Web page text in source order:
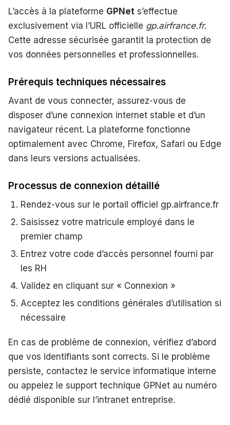
L’accès à la plateforme GPNet s’effectue
exclusivement via l’URL officielle gp.airfrance.fr.
Cette adresse sécurisée garantit la protection de
vos données personnelles et professionnelles.
Prérequis techniques nécessaires
Avant de vous connecter, assurez-vous de
disposer d’une connexion internet stable et d’un
navigateur récent. La plateforme fonctionne
optimalement avec Chrome, Firefox, Safari ou Edge
dans leurs versions actualisées.
Processus de connexion détaillé
Rendez-vous sur le portail officiel gp.airfrance.fr
Saisissez votre matricule employé dans le
premier champ
Entrez votre code d’accès personnel fourni par
les RH
Validez en cliquant sur « Connexion »
Acceptez les conditions générales d’utilisation si
nécessaire
En cas de problème de connexion, vérifiez d’abord
que vos identifiants sont corrects. Si le problème
persiste, contactez le service informatique interne
ou appelez le support technique GPNet au numéro
dédié disponible sur l’intranet entreprise.